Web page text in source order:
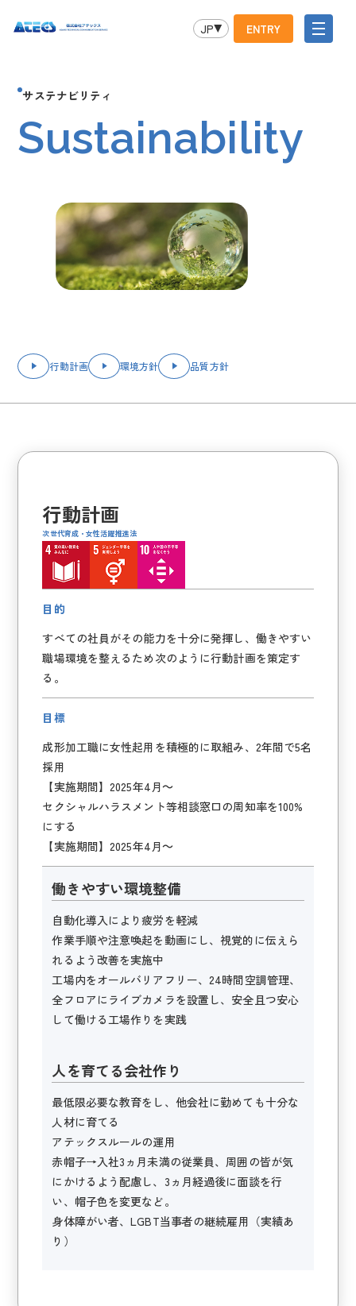
JP ENTRY
サステナビリティ
Sustainability
行動計画 環境方針 品質方針
次世代育成・女性活躍推進法
行動計画
目的
すべての社員がその能力を十分に発揮し、働きやすい
職場環境を整えるため次のように行動計画を策定す
る。
目標
成形加工職に女性起用を積極的に取組み、2年間で5名
採用
【実施期間】2025年4月～
セクシャルハラスメント等相談窓口の周知率を100%
にする
【実施期間】2025年4月～
働きやすい環境整備
自動化導入により疲労を軽減
作業手順や注意喚起を動画にし、視覚的に伝えら
れるよう改善を実施中
工場内をオールバリアフリー、24時間空調管理、
全フロアにライブカメラを設置し、安全且つ安心
して働ける工場作りを実践
人を育てる会社作り
最低限必要な教育をし、他会社に勤めても十分な
人材に育てる
アテックスルールの運用
赤帽子→入社3ヵ月未満の従業員、周囲の皆が気
にかけるよう配慮し、3ヵ月経過後に面談を行
い、帽子色を変更など。
身体障がい者、LGBT当事者の継続雇用（実績あ
り）